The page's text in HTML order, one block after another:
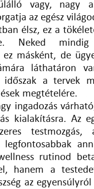
vagy, nagy
az egész
élsz, ez a
Neked
másként, de
láthatáron
időszak a tervek
megtételére.
ingadozás
kialakításra. Az
rutinod
hanem a
az